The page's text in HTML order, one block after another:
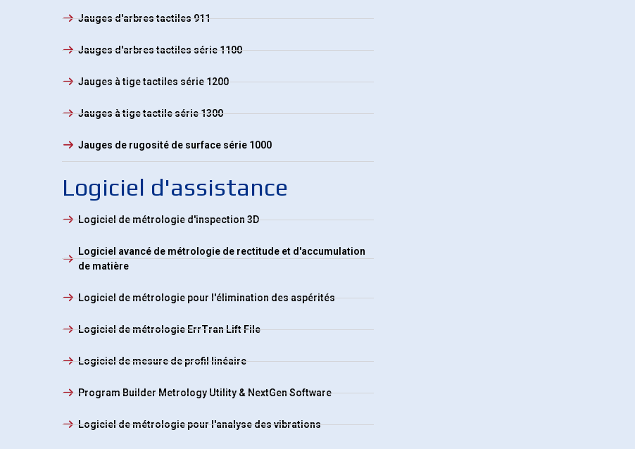
Jauges d'arbres tactiles 911
Jauges d'arbres tactiles série 1100
Jauges à tige tactiles série 1200
Jauges à tige tactile série 1300
Jauges de rugosité de surface série 1000
Logiciel d'assistance
Logiciel de métrologie d'inspection 3D
Logiciel avancé de métrologie de rectitude et d'accumulation
de matière
Logiciel de métrologie pour l'élimination des aspérités
Logiciel de métrologie ErrTran Lift File
Logiciel de mesure de profil linéaire
Program Builder Metrology Utility & NextGen Software
Logiciel de métrologie pour l'analyse des vibrations